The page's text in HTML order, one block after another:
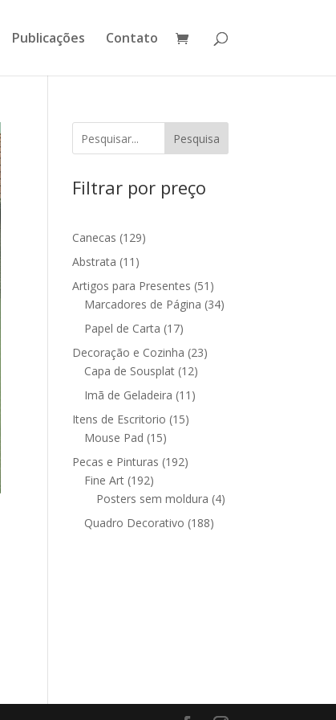
Publicações Contato
Pesquisa
Filtrar por preço
Canecas 129129
Abstrata 11 11
produtos
Artigos para Presentes 51 51
produtos
Marcadores de Página 3434
Papel de Carta 1717
produtos
Decoração e Cozinha 2323
Capa de Sousplat 1212
produtos
Imã de Geladeira 11 11
Itens de Escritorio 1515
Mouse Pad 1515
produtos
Pecas e Pinturas 192192
Fine Art 192192
produtos
Posters sem moldura 44
Quadro Decorativo 188188